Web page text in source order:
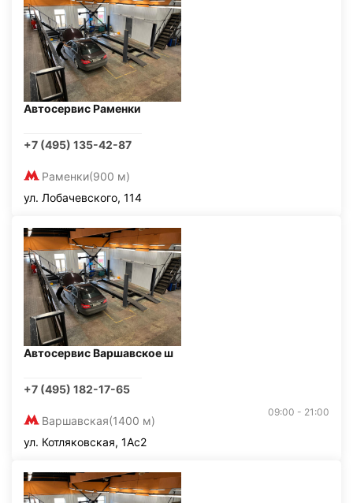
Автосервис Раменки
+7 (495) 135-42-87
Раменки(900 м)
ул. Лобачевского, 114
Автосервис Варшавское ш
+7 (495) 182-17-65
Варшавская(1400 м)
09:00 - 21:00
ул. Котляковская, 1Ас2